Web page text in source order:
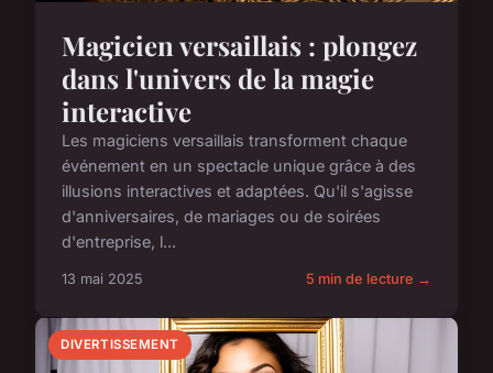
Magicien versaillais : plongez
dans l'univers de la magie
interactive
Les magiciens versaillais transforment chaque
événement en un spectacle unique grâce à des
illusions interactives et adaptées. Qu'il s'agisse
d'anniversaires, de mariages ou de soirées
d'entreprise, l...
13 mai 2025 5 min de lecture →
DIVERTISSEMENT